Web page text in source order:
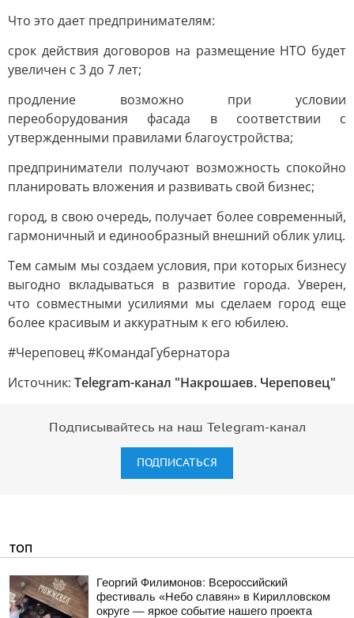
Что это дает предпринимателям:
срок действия договоров на размещение НТО будет
увеличен с 3 до 7 лет;
продление возможно при условии
переоборудования фасада в соответствии с
утвержденными правилами благоустройства;
предприниматели получают возможность спокойно
планировать вложения и развивать свой бизнес;
город, в свою очередь, получает более современный,
гармоничный и единообразный внешний облик улиц.
Тем самым мы создаем условия, при которых бизнесу
выгодно вкладываться в развитие города. Уверен,
что совместными усилиями мы сделаем город еще
более красивым и аккуратным к его юбилею.
#Череповец #КомандаГубернатора
Источник: Telegram-канал "Накрошаев. Череповец"
Подписывайтесь на наш Telegram-канал
ПОДПИСАТЬСЯ
ТОП
Георгий Филимонов: Всероссийский
фестиваль «Небо славян» в Кирилловском
округе — яркое событие нашего проекта